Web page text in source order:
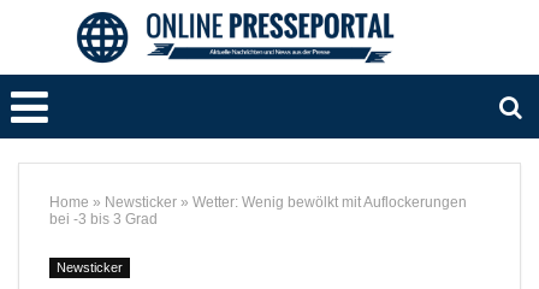
Home » Newsticker » Wetter: Wenig bewölkt mit Auflockerungen
bei -3 bis 3 Grad
Newsticker